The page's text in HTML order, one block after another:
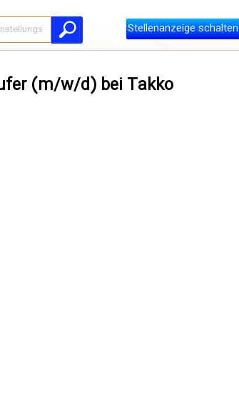
Stellenanzeige schalten
(m/w/d) bei Takko